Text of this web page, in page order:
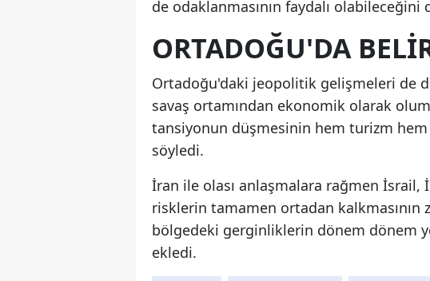
de odaklanmasının faydalı olabileceğini
ORTADOĞU'DA
Ortadoğu'daki jeopolitik gelişmeleri de
savaş ortamından ekonomik olarak
tansiyonun düşmesinin hem turizm hem
söyledi.
İran ile olası anlaşmalara rağmen
risklerin tamamen ortadan kalkmasının
bölgedeki gerginliklerin dönem dönem
ekledi.